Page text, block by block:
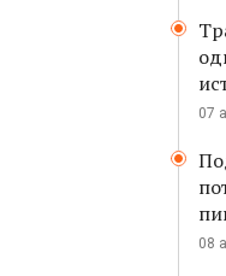
07
08